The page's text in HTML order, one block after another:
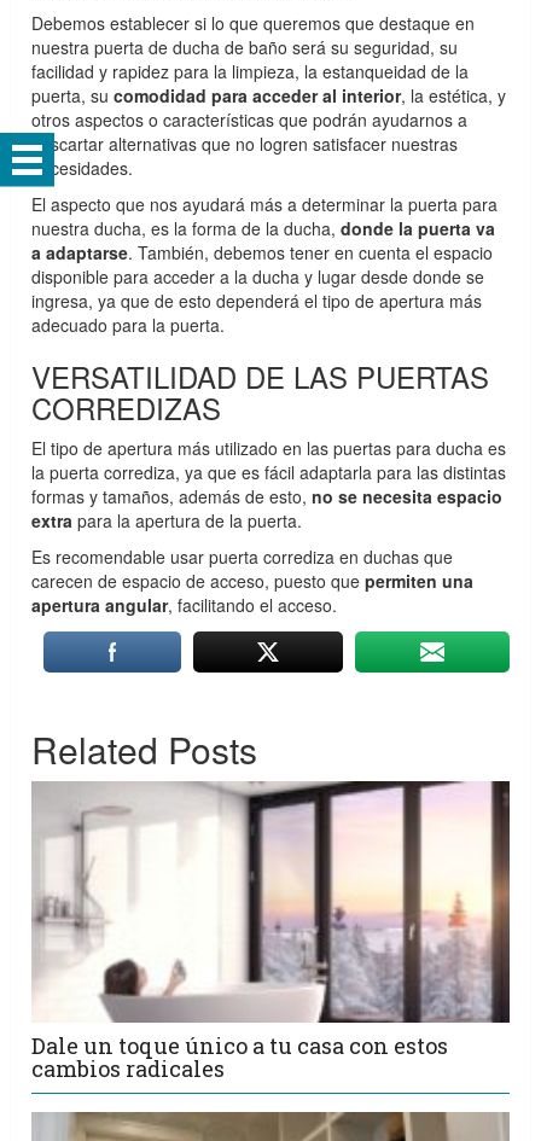
Debemos establecer si lo que queremos que destaque en
nuestra puerta de ducha de baño será su seguridad, su
facilidad y rapidez para la limpieza, la estanqueidad de la
puerta, sucomodidad para acceder al interior, la estética, y
otros aspectos o características que podrán ayudarnos a
descartar alternativas que no logren satisfacer nuestras
necesidades.
El aspecto que nos ayudará más a determinar la puerta para
nuestra ducha, es la forma de la ducha,donde la puerta va
a adaptarse. También, debemos tener en cuenta el espacio
disponible para acceder a la ducha y lugar desde donde se
ingresa, ya que de esto dependerá el tipo de apertura más
adecuado para la puerta.
VERSATILIDAD DE LAS PUERTAS
CORREDIZAS
El tipo de apertura más utilizado en las puertas para ducha es
la puerta corrediza, ya que es fácil adaptarla para las distintas
formas y tamaños, además de esto,no se necesita espacio
extra para la apertura de la puerta.
Es recomendable usar puerta corrediza en duchas que
carecen de espacio de acceso, puesto quepermiten una
apertura angular, facilitando el acceso.
Related Posts
Dale un toque único a tu casa con estos
cambios radicales